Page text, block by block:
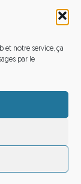
et notre service, ça
par le
eDovel.com